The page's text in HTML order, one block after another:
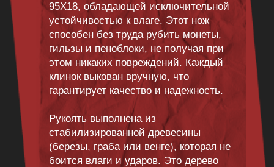
95Х18, обладающей исключительной
устойчивостью к влаге. Этот нож
способен без труда рубить монеты,
гильзы и пеноблоки, не получая при
этом никаких повреждений. Каждый
клинок выкован вручную, что
гарантирует качество и надежность.
Рукоять выполнена из
стабилизированной древесины
(березы, граба или венге), которая не
боится влаги и ударов. Это дерево